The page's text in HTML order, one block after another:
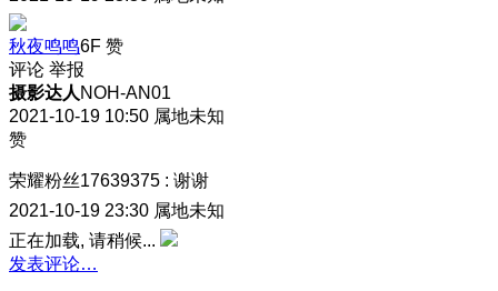
秋夜鸣鸣6F 赞
评论 举报
摄影达人 NOH-AN01
2021-10-19 10:50 属地未知
赞
荣耀粉丝17639375 : 谢谢
2021-10-19 23:30 属地未知
正在加载, 请稍候...
发表评论…